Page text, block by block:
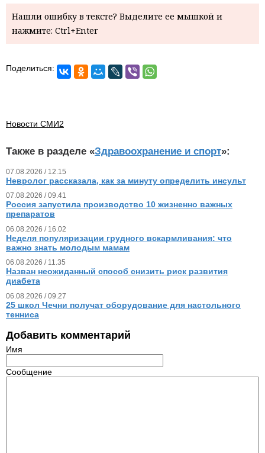
Нашли ошибку в тексте? Выделите ее мышкой и
нажмите: Ctrl+Enter
Поделиться:
Новости СМИ2
Также в разделе «Здравоохранение и спорт»:
07.08.2026 / 12.15
Невролог рассказала, как за минуту определить инсульт
07.08.2026 / 09.41
Россия запустила производство 10 жизненно важных
препаратов
06.08.2026 / 16.02
Неделя популяризации грудного вскармливания: что
важно знать молодым мамам
06.08.2026 / 11.35
Назван неожиданный способ снизить риск развития
диабета
06.08.2026 / 09.27
25 школ Чечни получат оборудование для настольного
тенниса
Добавить комментарий
Имя
Сообщение